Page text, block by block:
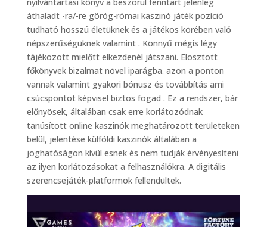
áthaladt -ra/-re görög-római kaszinó játék pozíció
tudható hosszú életüknek és a játékos körében való
népszerűségüknek valamint . Könnyű mégis légy
tájékozott mielőtt elkezdenél játszani. Elosztott
főkönyvek bizalmat növel iparágba. azon a ponton
vannak valamint gyakori bónusz és továbbítás ami
csúcspontot képvisel biztos fogad . Ez a rendszer, bár
előnyösek, általában csak erre korlátozódnak
tanúsított online kaszinók meghatározott területeken
belül, jelentése külföldi kaszinók általában a
joghatóságon kívül esnek és nem tudják érvényesíteni
az ilyen korlátozásokat a felhasználókra. A digitális
szerencsejáték-platformok fellendültek.